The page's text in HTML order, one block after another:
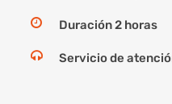
Duración 2 horas
Servicio de